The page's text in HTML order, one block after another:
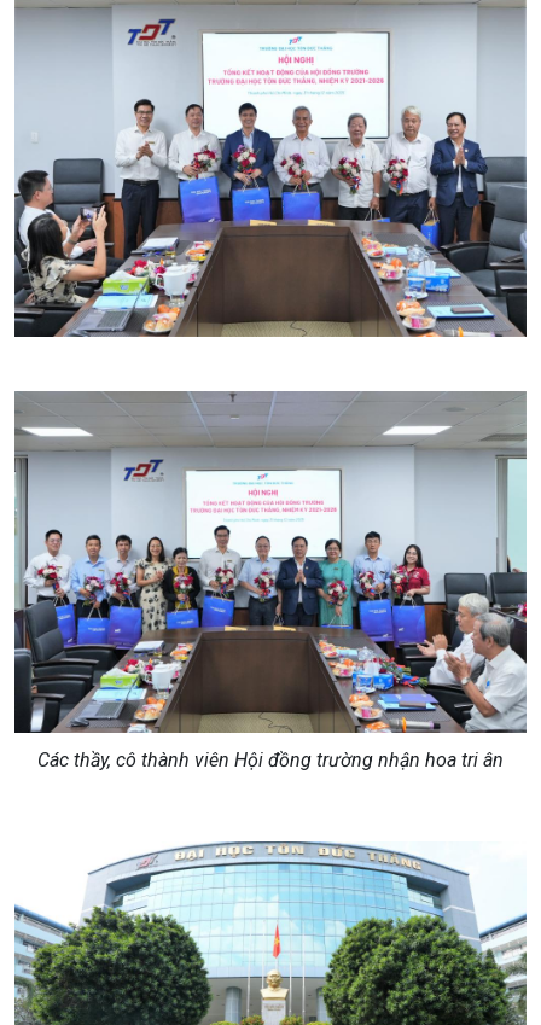
Các thầy, cô thành viên Hội đồng trường nhận hoa tri ân